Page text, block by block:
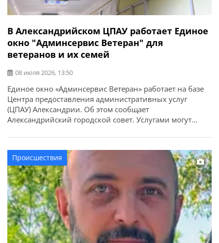
В Александрийском ЦПАУ работает Единое
окно "Админсервис Ветеран" для
ветеранов и их семей
08 июля 2026, 13:50
Единое окно «Админсервис Ветеран» работает на базе
Центра предоставления административных услуг
(ЦПАУ) Александрии. Об этом сообщает
Александрийский городской совет. Услугами могут
семей, семьи погибших, военнопленных и пропавших
без вести. Здесь можно получить консультации:
Специалист ветеранского хаба принимает ежедневно с
8:00 до 17:00. Другие специалисты — по
понедельникам и средам с […]
Происшествия